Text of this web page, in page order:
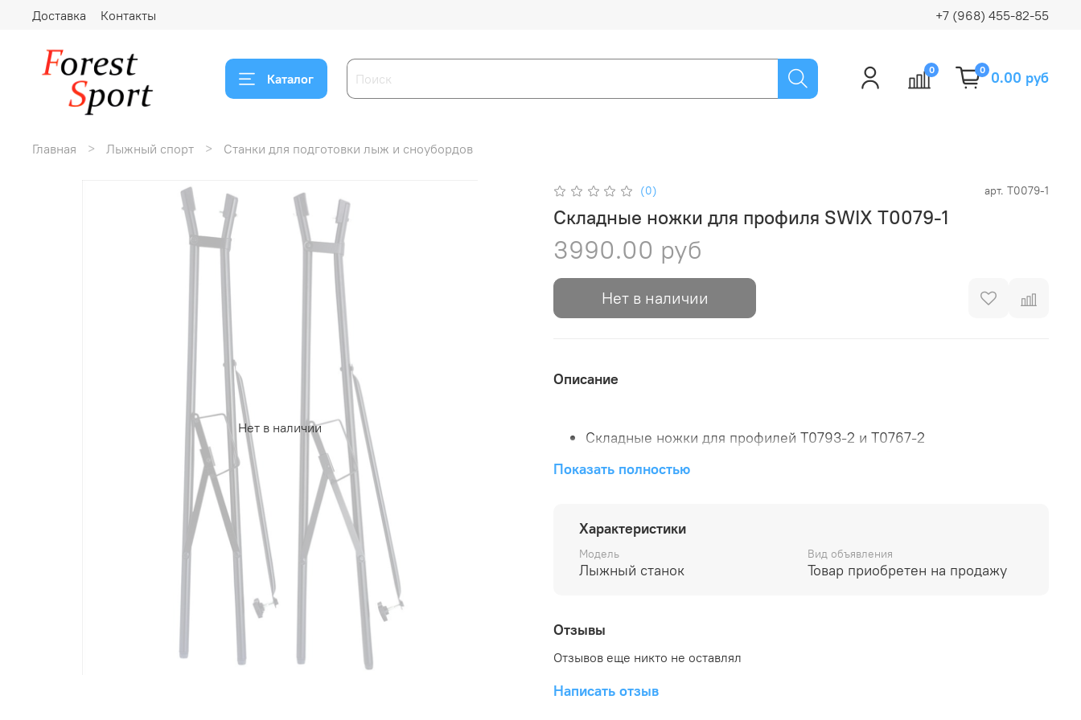
Доставка Контакты +7 (968) 455-82-55
Каталог
0 0 0.00 руб
Главная Лыжный спорт Станки для подготовки лыж и сноубордов
Нет в наличии
(0) арт. T0079-1
Складные ножки для профиля SWIX T0079-1
3990.00 руб
Нет в наличии
Описание
Складные ножки для профилей Т0793-2 и Т0767-2
ножками.
Показать полностью
Характеристики
Модель
Лыжный станок
Вид объявления
Товар приобретен на продажу
Отзывы
Отзывов еще никто не оставлял
Написать отзыв